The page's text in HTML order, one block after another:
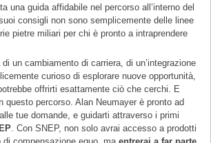
una guida affidabile nel percorso all’interno del
consigli non sono semplicemente delle linee
pietre miliari per chi è pronto a intraprendere
un cambiamento di carriera, di un’integrazione
curioso di esplorare nuove opportunità,
offrirti esattamente ciò che cerchi. E
questo percorso. Alan Neumayer è pronto ad
tue domande, e guidarti attraverso i primi
. Con SNEP, non solo avrai accesso a prodotti